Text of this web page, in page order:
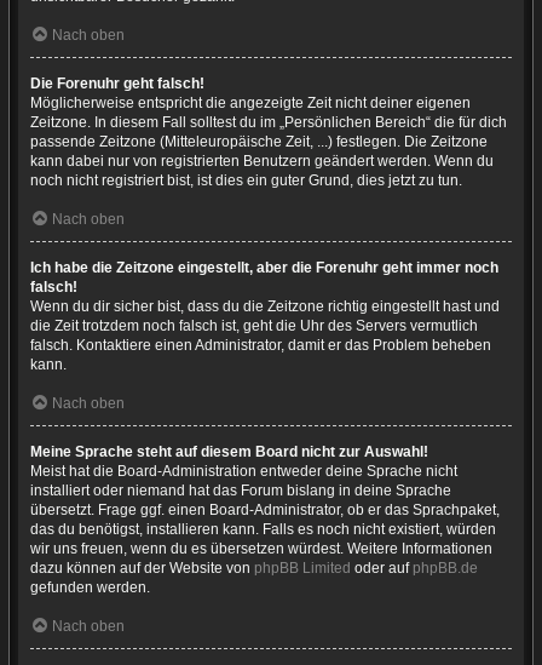
Nach oben
Die Forenuhr geht falsch!
Möglicherweise entspricht die angezeigte Zeit nicht deiner eigenen
Zeitzone. In diesem Fall solltest du im „Persönlichen Bereich“ die für dich
passende Zeitzone (Mitteleuropäische Zeit, ...) festlegen. Die Zeitzone
kann dabei nur von registrierten Benutzern geändert werden. Wenn du
noch nicht registriert bist, ist dies ein guter Grund, dies jetzt zu tun.
Nach oben
Ich habe die Zeitzone eingestellt, aber die Forenuhr geht immer noch
falsch!
Wenn du dir sicher bist, dass du die Zeitzone richtig eingestellt hast und
die Zeit trotzdem noch falsch ist, geht die Uhr des Servers vermutlich
falsch. Kontaktiere einen Administrator, damit er das Problem beheben
kann.
Nach oben
Meine Sprache steht auf diesem Board nicht zur Auswahl!
Meist hat die Board-Administration entweder deine Sprache nicht
installiert oder niemand hat das Forum bislang in deine Sprache
übersetzt. Frage ggf. einen Board-Administrator, ob er das Sprachpaket,
das du benötigst, installieren kann. Falls es noch nicht existiert, würden
wir uns freuen, wenn du es übersetzen würdest. Weitere Informationen
dazu können auf der Website von phpBB Limited oder auf phpBB.de
gefunden werden.
Nach oben